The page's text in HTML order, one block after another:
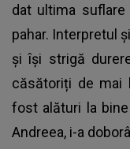
dat ultima
pahar. Interpretul
și își strigă
căsătoriți de mai
fost alături la
Andreea, i-a